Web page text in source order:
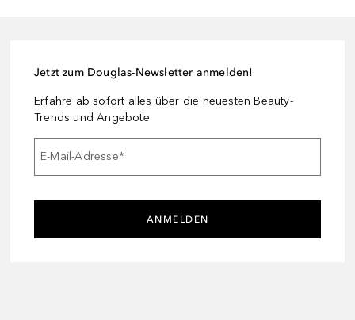
Jetzt zum Douglas-Newsletter anmelden!
Erfahre ab sofort alles über die neuesten Beauty-
Trends und Angebote.
E-Mail-Adresse*
ANMELDEN